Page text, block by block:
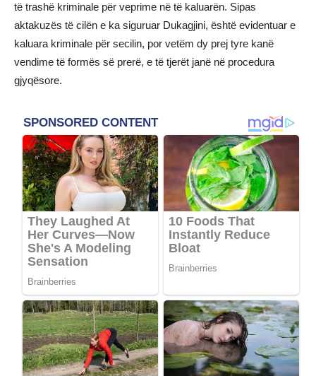
të trashë kriminale për veprime në të kaluarën. Sipas
aktakuzës të cilën e ka siguruar Dukagjini, është evidentuar e
kaluara kriminale për secilin, por vetëm dy prej tyre kanë
vendime të formës së prerë, e të tjerët janë në procedura
gjyqësore.